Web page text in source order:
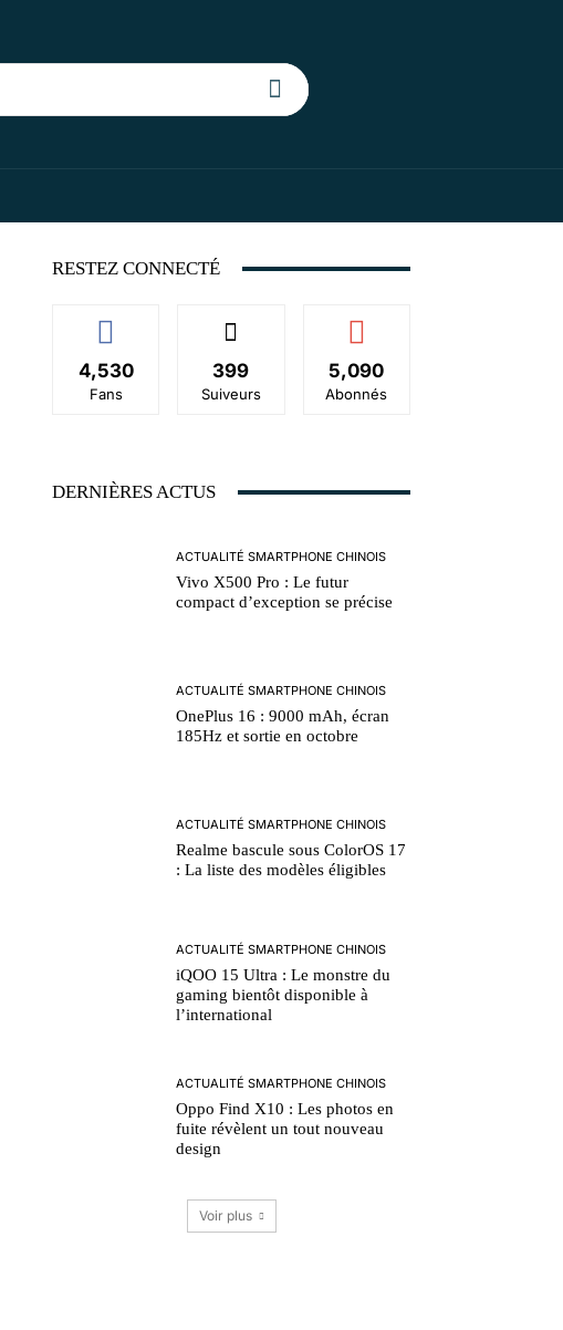
RESTEZ CONNECTÉ
4,530
Fans
399
Suiveurs
5,090
Abonnés
DERNIÈRES ACTUS
ACTUALITÉ SMARTPHONE CHINOIS
Vivo X500 Pro : Le futur
compact d’exception se précise
ACTUALITÉ SMARTPHONE CHINOIS
OnePlus 16 : 9000 mAh, écran
185Hz et sortie en octobre
ACTUALITÉ SMARTPHONE CHINOIS
Realme bascule sous ColorOS 17
: La liste des modèles éligibles
ACTUALITÉ SMARTPHONE CHINOIS
iQOO 15 Ultra : Le monstre du
gaming bientôt disponible à
l’international
ACTUALITÉ SMARTPHONE CHINOIS
Oppo Find X10 : Les photos en
fuite révèlent un tout nouveau
design
Voir plus